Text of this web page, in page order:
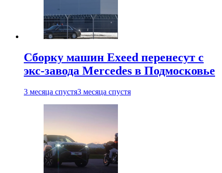
Сборку машин Exeed перенесут с
экс-завода Mercedes в Подмосковье
3 месяца спустя3 месяца спустя